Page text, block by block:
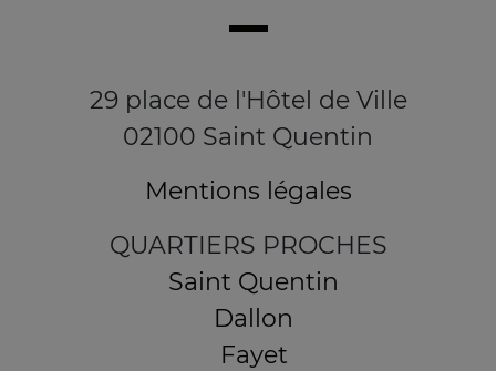
29 place de l'Hôtel de Ville
02100 Saint Quentin
Mentions légales
QUARTIERS PROCHES
Saint Quentin
Dallon
Fayet